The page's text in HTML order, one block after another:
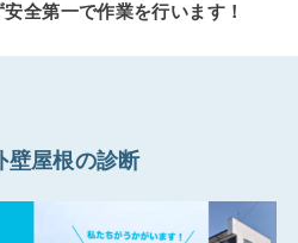
全第一で作業を行います！
壁屋根の診断